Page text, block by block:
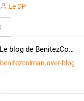
Le DP
Le blog de BenitezColman.over-blog.org
benitezcolman.over-blog.org